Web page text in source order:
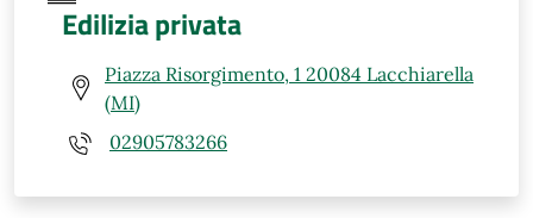
Edilizia privata
Piazza Risorgimento, 1 20084 Lacchiarella
(MI)
02905783266